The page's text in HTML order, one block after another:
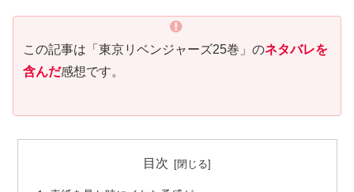
この記事は「東京リベンジャーズ25巻」のネタバレを
含んだ感想です。
目次